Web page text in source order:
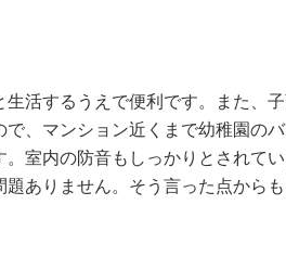
活するうえで便利です。また、
、マンション近くまで幼稚園の
室内の防音もしっかりとされて
ありません。そう言った点から